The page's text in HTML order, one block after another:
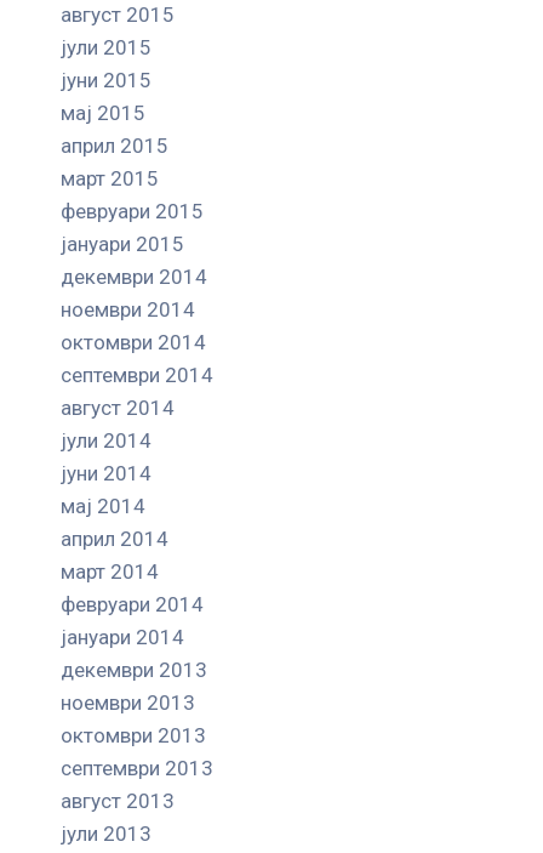
август 2015
јули 2015
јуни 2015
мај 2015
април 2015
март 2015
февруари 2015
јануари 2015
декември 2014
ноември 2014
октомври 2014
септември 2014
август 2014
јули 2014
јуни 2014
мај 2014
април 2014
март 2014
февруари 2014
јануари 2014
декември 2013
ноември 2013
октомври 2013
септември 2013
август 2013
јули 2013